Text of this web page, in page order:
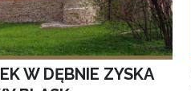
W DĘBNIE ZYSKA